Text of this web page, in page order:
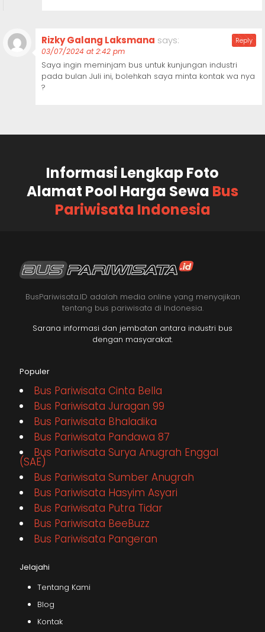
Rizky Galang Laksmana says:
03/07/2024 at 2:42 pm
Saya ingin meminjam bus untuk kunjungan industri
pada bulan Juli ini, bolehkah saya minta kontak wa nya
?
Reply
Informasi Lengkap Foto
Alamat Pool Harga Sewa Bus
Pariwisata Indonesia
BusPariwisata.ID adalah media online yang menyajikan
tentang bus pariwisata di Indonesia.
Sarana informasi dan jembatan antara industri bus
dengan masyarakat.
Populer
Bus Pariwisata Cinta Bella
Bus Pariwisata Juragan 99
Bus Pariwisata Bhaladika
Bus Pariwisata Pandawa 87
Bus Pariwisata Surya Anugrah Enggal
(SAE)
Bus Pariwisata Sumber Anugrah
Bus Pariwisata Hasyim Asyari
Bus Pariwisata Putra Tidar
Bus Pariwisata BeeBuzz
Bus Pariwisata Pangeran
Jelajahi
Tentang Kami
Blog
Kontak